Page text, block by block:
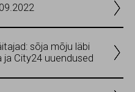
sõja mõju läbi
City24 uuendused